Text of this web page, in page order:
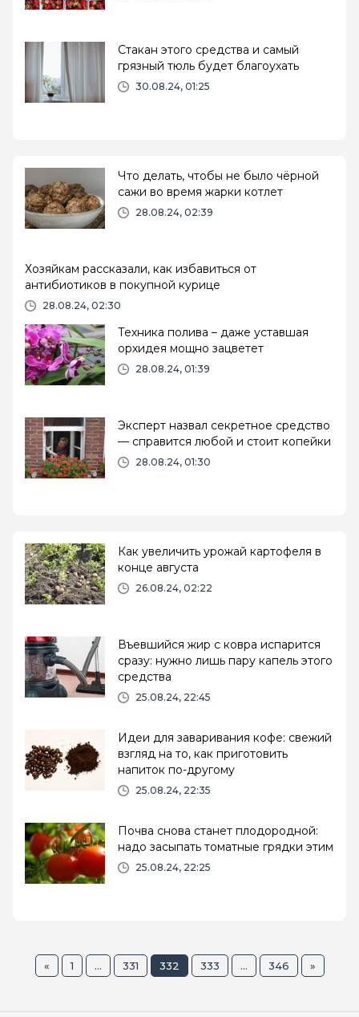
Стакан этого средства и самый
грязный тюль будет благоухать
30.08.24, 01:25
Что делать, чтобы не было чёрной
сажи во время жарки котлет
28.08.24, 02:39
Хозяйкам рассказали, как избавиться от
антибиотиков в покупной курице
28.08.24, 02:30
Техника полива – даже уставшая
орхидея мощно зацветет
28.08.24, 01:39
Эксперт назвал секретное средство
— справится любой и стоит копейки
28.08.24, 01:30
Как увеличить урожай картофеля в
конце августа
26.08.24, 02:22
Въевшийся жир с ковра испарится
сразу: нужно лишь пару капель этого
средства
25.08.24, 22:45
Идеи для заваривания кофе: свежий
взгляд на то, как приготовить
напиток по-другому
25.08.24, 22:35
Почва снова станет плодородной:
надо засыпать томатные грядки этим
25.08.24, 22:25
« 1 ... 331 332 333 ... 346 »